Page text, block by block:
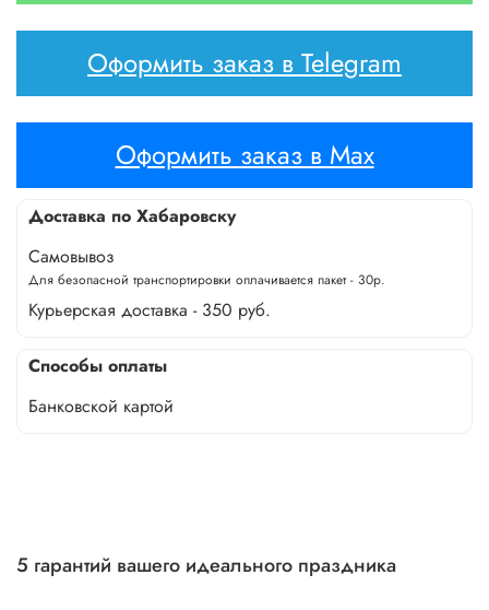
Оформить заказ в Telegram
Оформить заказ в Max
Доставка по Хабаровску
Самовывоз
Для безопасной транспортировки оплачивается пакет - 30р.
Курьерская доставка - 350 руб.
Способы оплаты
Банковской картой
5 гарантий вашего идеального праздника